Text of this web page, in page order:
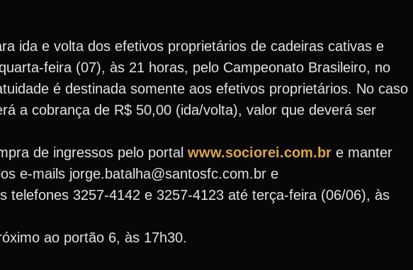
ida e volta dos efetivos proprietários de cadeiras cativas e
feira (07), às 21 horas, pelo Campeonato Brasileiro, no
é destinada somente aos efetivos proprietários. No caso
a cobrança de R$ 50,00 (ida/volta), valor que deverá ser
de ingressos pelo portal www.sociorei.com.br e manter
e-mails jorge.batalha@santosfc.com.br e
telefones 3257-4142 e 3257-4123 até terça-feira (06/06), às
ao portão 6, às 17h30.